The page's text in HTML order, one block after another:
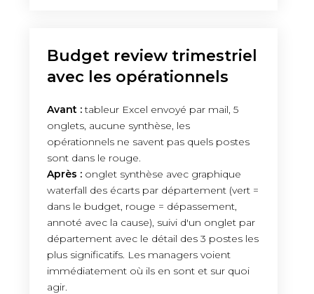
Budget review trimestriel
avec les opérationnels
Avant :tableur Excel envoyé par mail, 5
onglets, aucune synthèse, les
opérationnels ne savent pas quels postes
sont dans le rouge.
Après : onglet synthèse avec graphique
waterfall des écarts par département (vert =
dans le budget, rouge = dépassement,
annoté avec la cause), suivi d'un onglet par
département avec le détail des 3 postes les
plus significatifs. Les managers voient
immédiatement où ils en sont et sur quoi
agir.